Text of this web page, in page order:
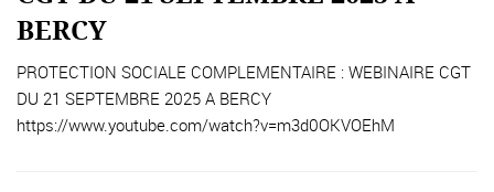
BERCY
PROTECTION SOCIALE COMPLEMENTAIRE : WEBINAIRE CGT
DU 21 SEPTEMBRE 2025 A BERCY
https://www.youtube.com/watch?v=m3d0OKVOEhM